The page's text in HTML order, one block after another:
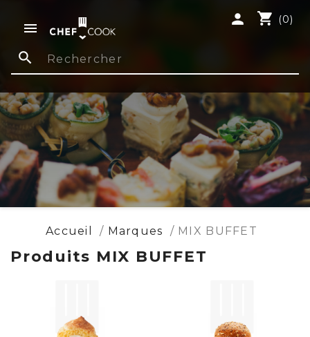

shopping_cart (0)
person
search
Accueil Marques MIX BUFFET
Produits MIX BUFFET